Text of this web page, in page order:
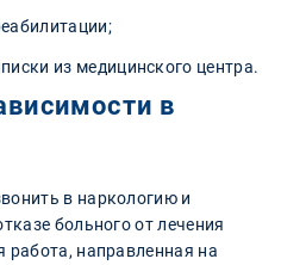
из медицинского центра.
в
в наркологию и
больного от лечения
работа, направленная на